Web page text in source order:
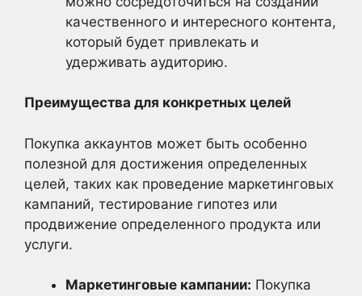
качественного и интересного контента,
который будет привлекать и
удерживать аудиторию.
Преимущества для конкретных целей
Покупка аккаунтов может быть особенно
полезной для достижения определенных
целей, таких как проведение маркетинговых
кампаний, тестирование гипотез или
продвижение определенного продукта или
услуги.
Маркетинговые кампании: Покупка